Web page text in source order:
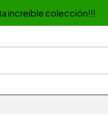
increible colección!!!